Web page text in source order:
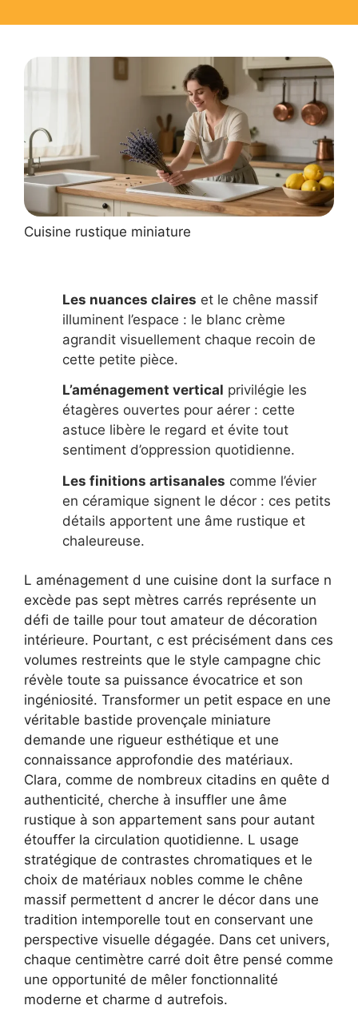
Cuisine rustique miniature
Les nuances claires et le chêne massif
illuminent l’espace : le blanc crème
agrandit visuellement chaque recoin de
cette petite pièce.
L’aménagement vertical privilégie les
étagères ouvertes pour aérer : cette
astuce libère le regard et évite tout
sentiment d’oppression quotidienne.
Les finitions artisanales comme l’évier
en céramique signent le décor : ces petits
détails apportent une âme rustique et
chaleureuse.
L aménagement d une cuisine dont la surface n
excède pas sept mètres carrés représente un
défi de taille pour tout amateur de décoration
intérieure. Pourtant, c est précisément dans ces
volumes restreints que le style campagne chic
révèle toute sa puissance évocatrice et son
ingéniosité. Transformer un petit espace en une
véritable bastide provençale miniature
demande une rigueur esthétique et une
connaissance approfondie des matériaux.
Clara, comme de nombreux citadins en quête d
authenticité, cherche à insuffler une âme
rustique à son appartement sans pour autant
étouffer la circulation quotidienne. L usage
stratégique de contrastes chromatiques et le
choix de matériaux nobles comme le chêne
massif permettent d ancrer le décor dans une
tradition intemporelle tout en conservant une
perspective visuelle dégagée. Dans cet univers,
chaque centimètre carré doit être pensé comme
une opportunité de mêler fonctionnalité
moderne et charme d autrefois.